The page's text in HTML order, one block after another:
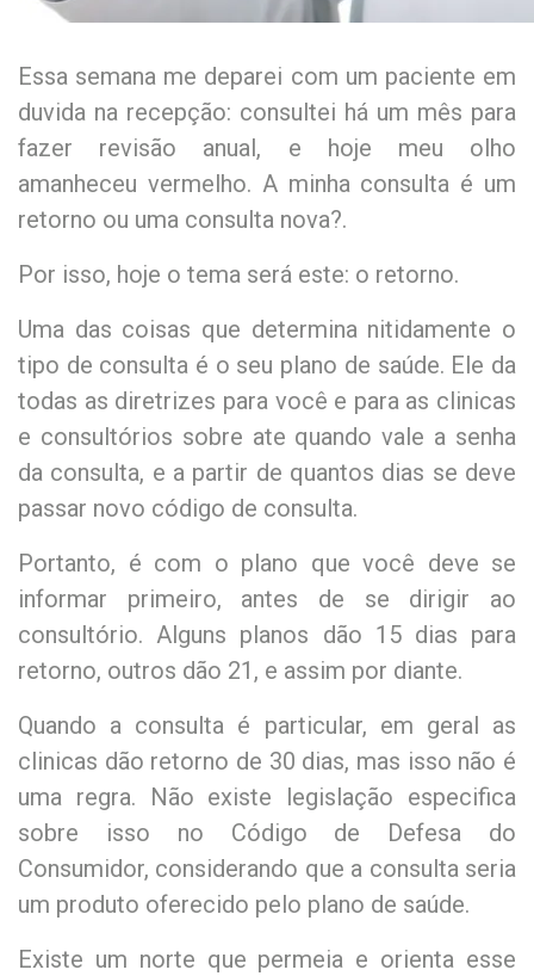
Essa semana me deparei com um paciente em
duvida na recepção: consultei há um mês para
fazer revisão anual, e hoje meu olho
amanheceu vermelho. A minha consulta é um
retorno ou uma consulta nova?.
Por isso, hoje o tema será este: o retorno.
Uma das coisas que determina nitidamente o
tipo de consulta é o seu plano de saúde. Ele da
todas as diretrizes para você e para as clinicas
e consultórios sobre ate quando vale a senha
da consulta, e a partir de quantos dias se deve
passar novo código de consulta.
Portanto, é com o plano que você deve se
informar primeiro, antes de se dirigir ao
consultório. Alguns planos dão 15 dias para
retorno, outros dão 21, e assim por diante.
Quando a consulta é particular, em geral as
clinicas dão retorno de 30 dias, mas isso não é
uma regra. Não existe legislação especifica
sobre isso no Código de Defesa do
Consumidor, considerando que a consulta seria
um produto oferecido pelo plano de saúde.
Existe um norte que permeia e orienta esse